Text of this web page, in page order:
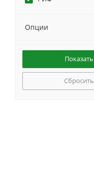
Опции
Сбросить